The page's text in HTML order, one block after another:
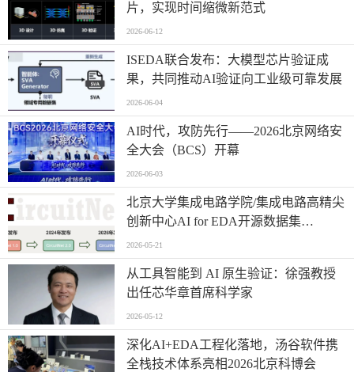
片，实现时间缩微新范式
2026-06-12
ISEDA联合发布：大模型芯片验证成
果，共同推动AI验证向工业级可靠发展
2026-06-04
AI时代，攻防先行——2026北京网络安
全大会（BCS）开幕
2026-06-03
北京大学集成电路学院/集成电路高精尖
创新中心AI for EDA开源数据集
CircuitNet升级3.0版本
2026-05-21
从工具智能到 AI 原生验证：徐强教授
出任芯华章首席科学家
2026-05-12
深化AI+EDA工程化落地，汤谷软件携
全栈技术体系亮相2026北京科博会